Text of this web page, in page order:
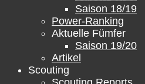
Saison 18/19
Power-Ranking
Aktuelle Fümfer
Saison 19/20
Artikel
Scouting